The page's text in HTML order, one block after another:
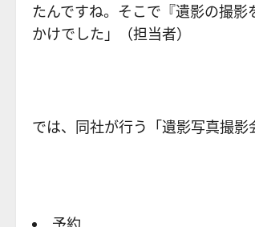
たんですね。そこで『遺影の撮
かけでした」（担当者）
では、同社が行う「遺影写真撮影